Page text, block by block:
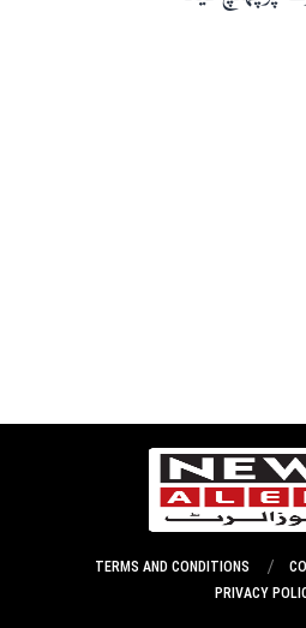
TERMS AND CONDITIONS
PRIVACY